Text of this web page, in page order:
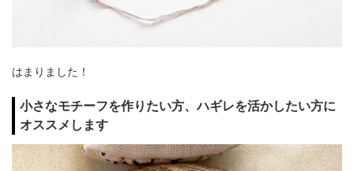
はまりました！
小さなモチーフを作りたい方、ハギレを活かしたい方に
オススメします